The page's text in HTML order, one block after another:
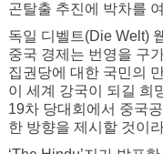
곤탈출 추진에 박차를
독일 디벨트(Die Welt)
중국 경제는 번영을 구
집권당에 대한 국민의
이 세계 강국이 되길 희
19차 당대회에서 중국
한 방향을 제시할 것이